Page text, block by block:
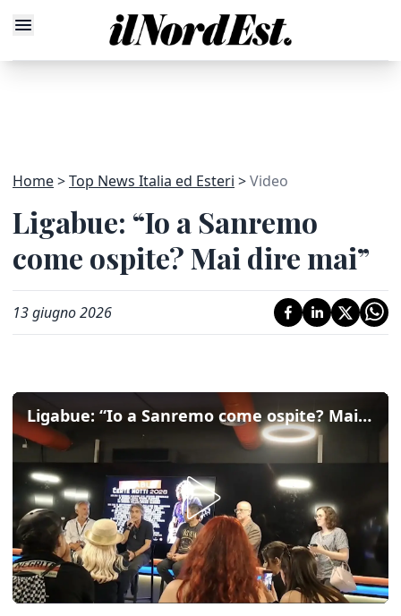
Home Top News Italia ed Esteri Video
Ligabue: “Io a Sanremo
come ospite? Mai dire mai”
13 giugno 2026
Ligabue: “Io a Sanremo come ospite? Mai dire mai”